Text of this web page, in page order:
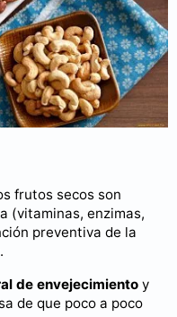
frutos secos son
(vitaminas, enzimas,
preventiva de la
de envejecimiento y
de que poco a poco